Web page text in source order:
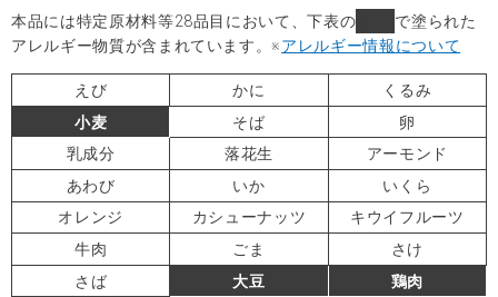
本品には特定原材料等28品目において、下表の
で塗られた
アレルギー物質が含まれています。※アレルギー情報について
えび かに
くるみ
小麦
そば
卵
乳成分
落花生
アーモンド
あわび
いか
いくら
オレンジ
カシューナッツ
キウイフルーツ
牛肉
ごま
さけ
さば
大豆
鶏肉